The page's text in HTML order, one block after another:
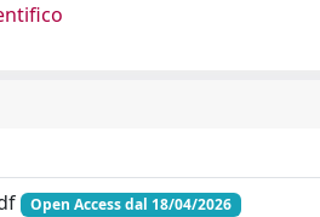
Open Access dal 18/04/2026